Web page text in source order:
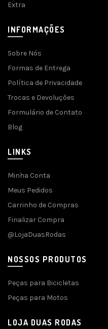
Extra
INFORMAÇÕES
Sobre Nós
Formas de Entrega
Política de Privacidade
Trocas e Devoluções
Formulário de Contato
Blog
LINKS
Minha Conta
Meus Pedidos
Carrinho de Compras
Finalizar Compra
@LojaDuasRodas
NOSSOS PRODUTOS
Peças para Bicicletas
Peças para Motos
LOJA DUAS RODAS